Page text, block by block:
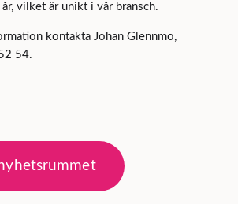
vilket är unikt i vår bransch.
kontakta Johan Glennmo,
54.